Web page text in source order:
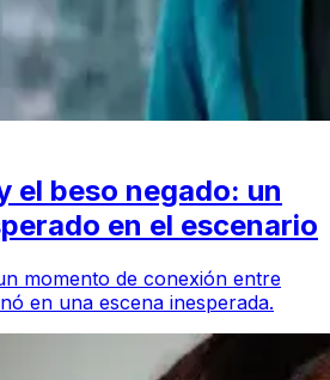
el beso negado: un
en el escenario
momento de conexión entre
en una escena inesperada.